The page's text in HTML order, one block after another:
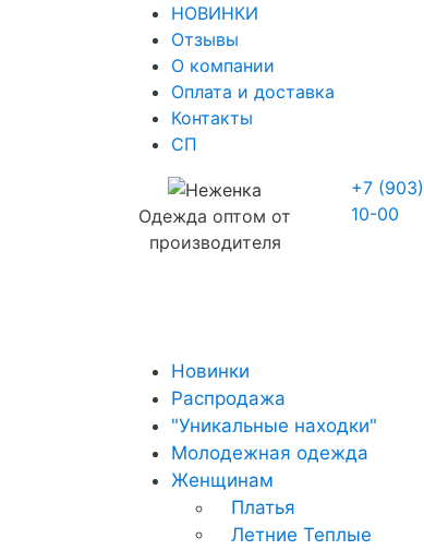
НОВИНКИ
Отзывы
О компании
Оплата и доставка
Контакты
СП
Одежда оптом от
производителя
+7
10-00
Новинки
Распродажа
"Уникальные находки"
Молодежная одежда
Женщинам
Платья
Летние Теплые